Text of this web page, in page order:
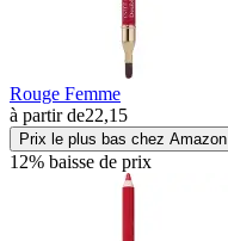
Rouge Femme
à partir de22,15
Prix le plus bas chez Amazon
12% baisse de prix